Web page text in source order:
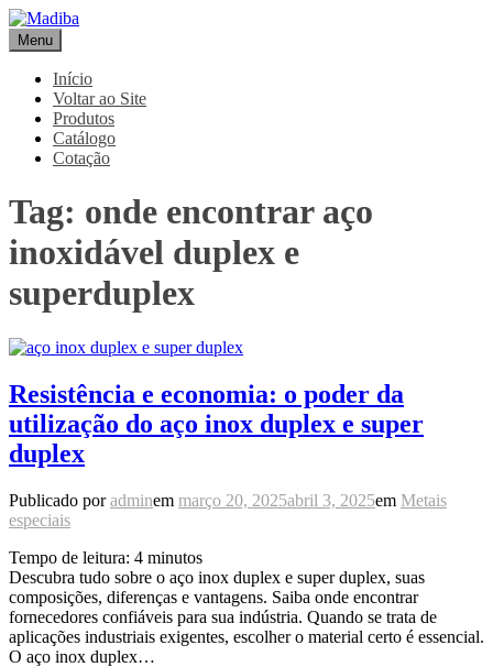
Pular
para
o
conteúdo
Madiba
Líder de Importação e Distribuição de Ligas Especiais
Menu
Início
Voltar ao Site
Produtos
Catálogo
Cotação
Tag: onde encontrar aço
inoxidável duplex e
superduplex
Resistência e economia: o poder da
utilização do aço inox duplex e super
duplex
Publicado poradminem março 20, 2025abril 3, 2025em Metais
especiais
Tempo de leitura: 4 minutos
Descubra tudo sobre o aço inox duplex e super duplex, suas
composições, diferenças e vantagens. Saiba onde encontrar
fornecedores confiáveis para sua indústria. Quando se trata de
aplicações industriais exigentes, escolher o material certo é essencial.
O aço inox duplex…